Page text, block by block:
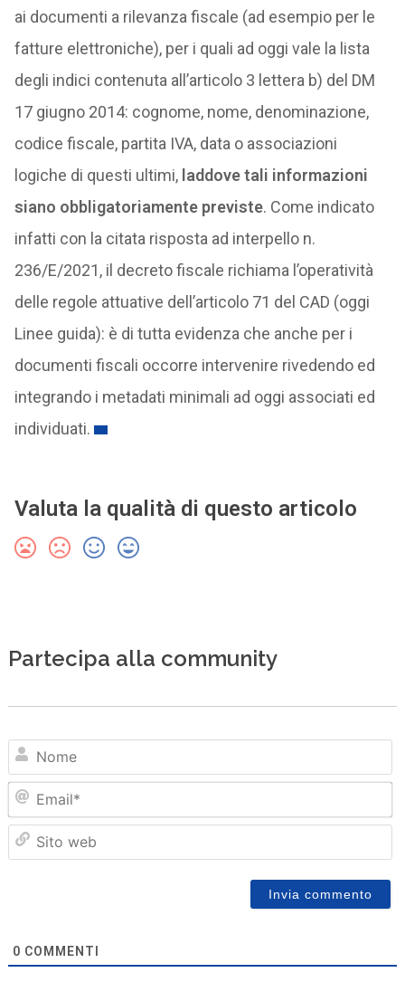
ai documenti a rilevanza fiscale (ad esempio per le
fatture elettroniche), per i quali ad oggi vale la lista
degli indici contenuta all’articolo 3 lettera b) del DM
17 giugno 2014: cognome, nome, denominazione,
codice fiscale, partita IVA, data o associazioni
logiche di questi ultimi, laddove tali informazioni
siano obbligatoriamente previste. Come indicato
infatti con la citata risposta ad interpello n.
236/E/2021, il decreto fiscale richiama l’operatività
delle regole attuative dell’articolo 71 del CAD (oggi
Linee guida): è di tutta evidenza che anche per i
documenti fiscali occorre intervenire rivedendo ed
integrando i metadati minimali ad oggi associati ed
individuati.
Valuta la qualità di questo articolo
Partecipa alla community
0 COMMENTI